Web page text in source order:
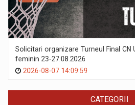
Solicitari organizare Turneul Final CN
feminin 23-27.08.2026
2026-08-07 14:09:59
CATEGORII